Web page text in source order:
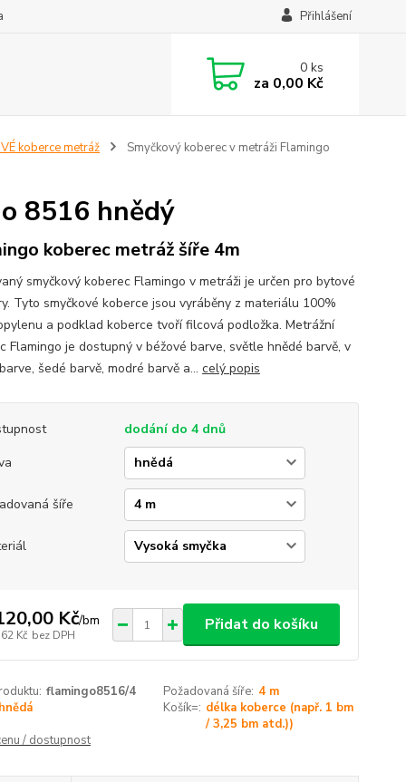
Přihlášení
0ks
za 0,00 Kč
koberce metráž Smyčkový koberec v metráži Flamingo
8516 hnědý
koberec metráž šíře 4m
smyčkový koberec Flamingo v metráži je určen pro bytové
Tyto smyčkové koberce jsou vyráběny z materiálu 100%
a podklad koberce tvoří filcová podložka. Metrážní
Flamingo je dostupný v béžové barve, světle hnědé barvě, v
šedé barvě, modré barvě a... celý popis
dodání do 4 dnů
šíře
Kč/bm
Kč bez DPH
Přidat do košíku
flamingo8516/4 Požadovaná šíře: 4 m
Košík=: délka koberce (např. 1 bm
/ 3,25 bm atd.))
/ dostupnost